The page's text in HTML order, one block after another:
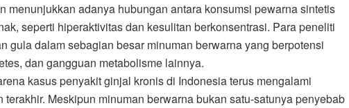
menunjukkan adanya hubungan antara konsumsi pewarna sintetis
seperti hiperaktivitas dan kesulitan berkonsentrasi. Para peneliti
gula dalam sebagian besar minuman berwarna yang berpotensi
dan gangguan metabolisme lainnya.
kasus penyakit ginjal kronis di Indonesia terus mengalami
Meskipun minuman berwarna bukan satu-satunya penyebab